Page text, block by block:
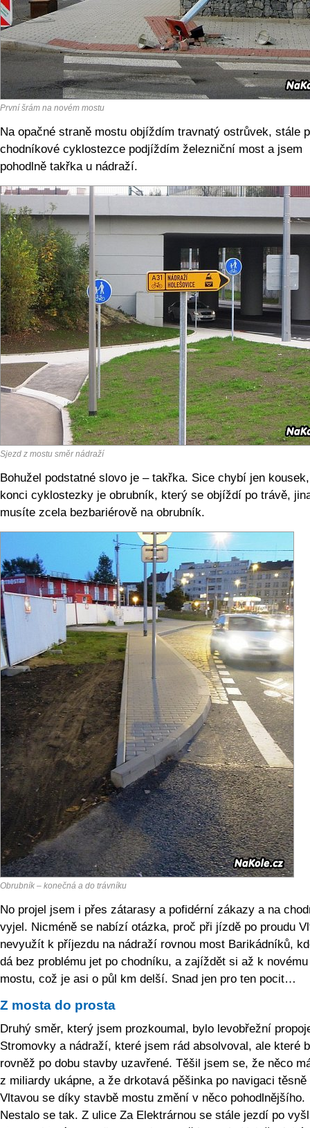
První šrám na novém mostu
Na opačné straně mostu objíždím travnatý ostrůvek, stále
chodníkové cyklostezce podjíždím železniční most a jsem
pohodlně takřka u nádraží.
Sjezd z mostu směr nádraží
Bohužel podstatné slovo je – takřka. Sice chybí jen
konci cyklostezky je obrubník, který se objíždí po trávě,
musíte zcela bezbariérově na obrubník.
Obrubník – konečná a do trávníku
No projel jsem i přes zátarasy a pofidérní zákazy a na
vyjel. Nicméně se nabízí otázka, proč při jízdě po proudu
nevyužít k příjezdu na nádraží rovnou most Barikádníků,
dá bez problému jet po chodníku, a zajíždět si až k novému
mostu, což je asi o půl km delší. Snad jen pro ten pocit…
Z mosta do prosta
Druhý směr, který jsem prozkoumal, bylo levobřežní
Stromovky a nádraží, které jsem rád absolvoval, ale které
rovněž po dobu stavby uzavřené. Těšil jsem se, že něco
z miliardy ukápne, a že drkotavá pěšinka po navigaci těsně
Vltavou se díky stavbě mostu změní v něco pohodlnějšího.
Nestalo se tak. Z ulice Za Elektrárnou se stále jezdí po